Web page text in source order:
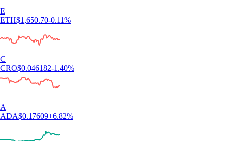
E
ETH$1,650.70-0.11%
C
CRO$0.046182-1.40%
A
ADA$0.17609+6.82%